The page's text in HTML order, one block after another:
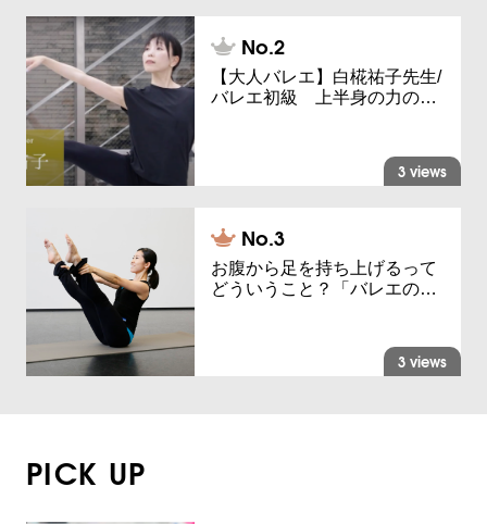
【大人バレエ】白椛祐子先生/
バレエ初級 上半身の力の…
3 views
お腹から足を持ち上げるって
どういうこと？「バレエの…
3 views
PICK UP